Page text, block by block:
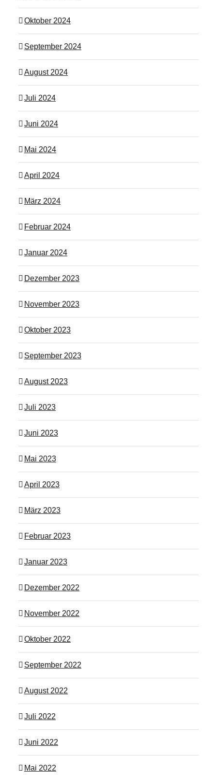
Oktober 2024
September 2024
August 2024
Juli 2024
Juni 2024
Mai 2024
April 2024
März 2024
Februar 2024
Januar 2024
Dezember 2023
November 2023
Oktober 2023
September 2023
August 2023
Juli 2023
Juni 2023
Mai 2023
April 2023
März 2023
Februar 2023
Januar 2023
Dezember 2022
November 2022
Oktober 2022
September 2022
August 2022
Juli 2022
Juni 2022
Mai 2022